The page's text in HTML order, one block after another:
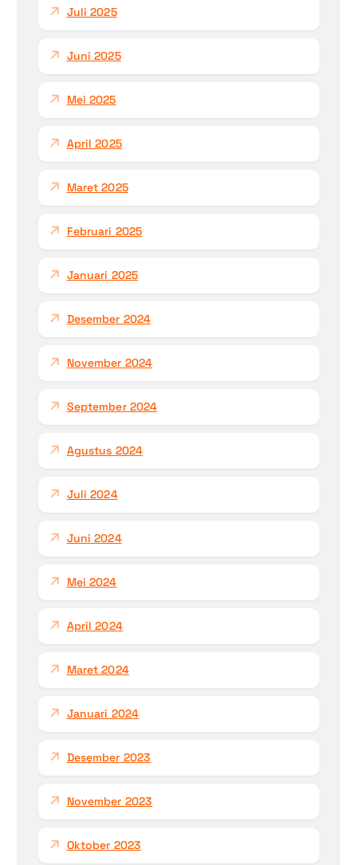
Juli 2025
Juni 2025
Mei 2025
April 2025
Maret 2025
Februari 2025
Januari 2025
Desember 2024
November 2024
September 2024
Agustus 2024
Juli 2024
Juni 2024
Mei 2024
April 2024
Maret 2024
Januari 2024
Desember 2023
November 2023
Oktober 2023